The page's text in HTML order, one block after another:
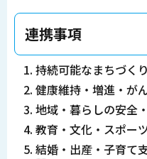
連携事項
持続可能なまちづく
健康維持・増進・が
地域・暮らしの安全
教育・文化・スポー
結婚・出産・子育て